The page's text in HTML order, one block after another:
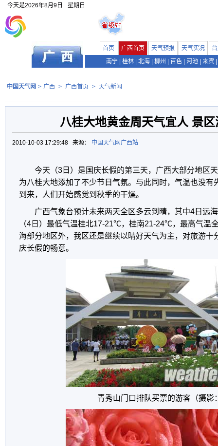
今天是2026年8月9日 星期日
首页 广西首页 天气预报 天气实况
南宁
桂林 北海 柳州 百色 河池 来宾
中国天气网 > 广西 > 广西首页 > 天气新闻
八桂大地黄金周天气宜人 景
2010-10-03 17:29:48 来源： 中国天气网广西站
今天（3日）是国庆长假的第三天，广西大部分地区
为八桂大地添加了不少节日气氛。与此同时，气温也没有
到来，人们开始感觉到秋季的干燥。
广西气象台预计未来两天全区多云到晴，其中4日远
（4日）最低气温桂北17-21℃，桂南21-24℃，最高气温
海部分地区外，我区还是继续以晴好天气为主，对旅游十
庆长假的畅意。
青秀山门口排队买票的游客（摄影